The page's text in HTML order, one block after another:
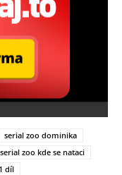
serial zoo dominika
serial zoo kde se nataci
díl